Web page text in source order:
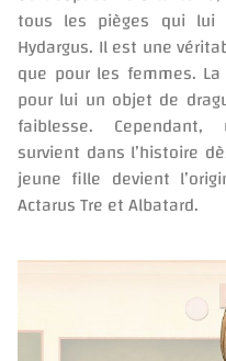
tous les pièges qui lui
Hydargus. Il est une
que pour les femmes.
pour lui un objet de
faiblesse.
survient dans l’histoire
jeune fille devient
Actarus Tre et Albatard.